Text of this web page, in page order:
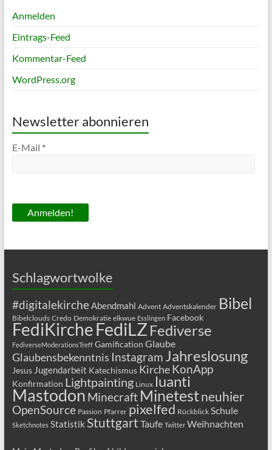
Anmelden
Eintrags-Feed
Kommentar-Feed
WordPress.org
Newsletter abonnieren
E-Mail *
Schlagwortwolke
#digitalekircheAbendmahl Advent Adventskalender Bibel
Bibelclouds Credo Demokratie elkwue Esslingen Facebook
FediKircheFediLZ Fediverse
FediverseModerationsTreff Gamification Glaube
Glaubensbekenntnis Instagram Jahreslosung
Jesus Jugendarbeit Katechismus KircheKonApp
Konfirmation Lightpainting Linux luanti
Mastodon Minecraft Minetestneuhier
OpenSource Passion Pfarrer pixelfed Rückblick Schule
Sketchnotes Statistik Stuttgart Taufe Twitter Weihnachten